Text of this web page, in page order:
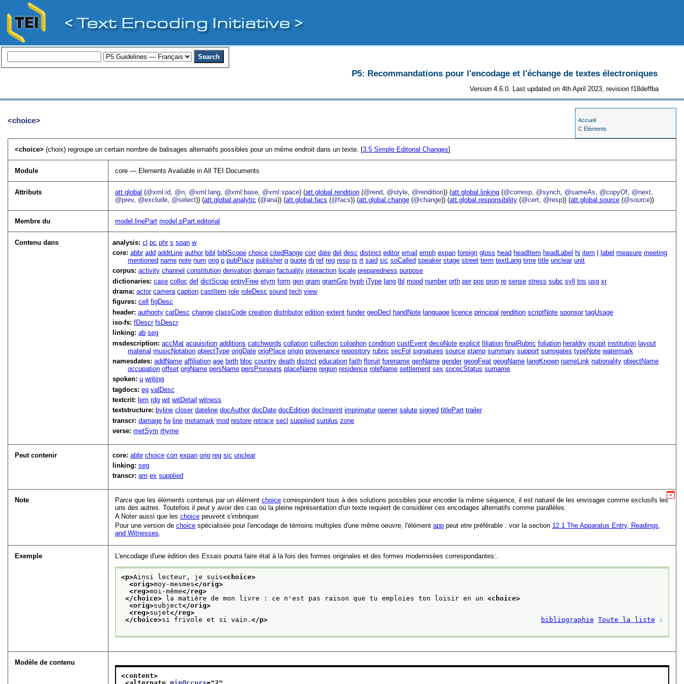
P5: Recommandations pour l'encodage et l'échange de textes électroniques
Version 4.6.0. Last updated on 4th April 2023, revision f18deffba
Accueil
C Éléments
<choice>
<choice>(choix) regroupe un certain nombre de balisages alternatifs possibles pour un même endroit dans un texte. [3.5Simple Editorial Changes]
Module core — Elements Available in All TEI Documents
Attributs att.global (@xml:id @n @xml:lang @xml:base @xml:space) (att.global.rendition (@rend @style @rendition)) (att.global.linking (@corresp @synch @sameAs @copyOf @next
@prev, @exclude @select)) (att.global.analytic (@ana)) (att.global.facs (@facs)) (att.global.change (@change)) (att.global.responsibility (@cert @resp)) (att.global.source (@source))
Membre du model.linePart model.pPart.editorial
Contenu dans analysis:cl pc phr s span w
core:abbr add addrLine author bibl biblScope choice citedRange corr date del desc distinct editor email emph expan foreign gloss head headItem headLabel hi item label measure meeting
mentioned name note num orig p pubPlace publisher q quote rb ref reg resp rs rt said sic soCalled speaker stage street term textLang time title unclear unit
corpus:activity channel constitution derivation domain factuality interaction locale preparedness purpose
dictionaries:case colloc def dictScrap entryFree etym form gen gram gramGrp hyph iType lang lbl mood number orth per pos pron re sense stress subc syll tns usg xr
drama:actor camera caption castItem role roleDesc sound tech view
figures:cell
figDesc
header:authority catDesc change classCode creation distributor edition extent funder geoDecl handNote language licence principal rendition scriptNote sponsor tagUsage
iso-fs:fDescr fsDescr
linking:ab seg
msdescription:accMat acquisition additions catchwords collation collection colophon condition custEvent decoNote explicit filiation finalRubric foliation heraldry incipit institution layout
material musicNotation objectType origDate origPlace origin provenance repository rubric secFol signatures source stamp summary support surrogates typeNote watermark
namesdates:addName affiliation age birth bloc country death district education faith floruit forename genName gender geogFeat geogName langKnown nameLink nationality objectName
occupation offset orgName persName persPronouns placeName region residence roleName settlement sex socecStatus surname
spoken:u writing
tagdocs:eg valDesc
textcrit: lem rdg wit witDetail witness
textstructure: byline closer dateline docAuthor docDate docEdition docImprint imprimatur opener salute signed titlePart trailer
transcr:damage fw line metamark mod restore retrace secl supplied surplus zone
verse:metSym rhyme
Peut contenir core:abbr choice corr expan orig reg sic unclear
linking:seg
transcr:am ex supplied
Note Parce que les éléments contenus par un élémentchoice correspondent tous à des solutions possibles pour encoder la même séquence, il est naturel de les envisager comme exclusifs les
uns des autres. Toutefois il peut y avoir des cas où la pleine représentation d'un texte requiert de considérer ces encodages alternatifs comme parallèles.
A Noter aussi que leschoice peuvent s'imbriquer.
Pour une version dechoice spécialisée pour l'encodage de témoins multiples d'une même oeuvre, l'élémentapp peut etre préférable : voir la section 12.1The Apparatus Entry, Readings,
and Witnesses.
Exemple L'encodage d'une édition desEssais pourra faire état à la fois des formes originales et des formes modernisées correspondantes:.
<p>Ainsi lecteur, je suis<choice>
<orig>moy-mesmes</orig>
<reg>moi-même</reg>
</choice> la matière de mon livre : ce n'est pas raison que tu emploies ton loisir en un <choice>
<orig>subject</orig>
<reg>sujet</reg>
</choice>si frivole et si vain.</p> bibliographie Toute la liste ⚓︎
Modèle de contenu
<content>